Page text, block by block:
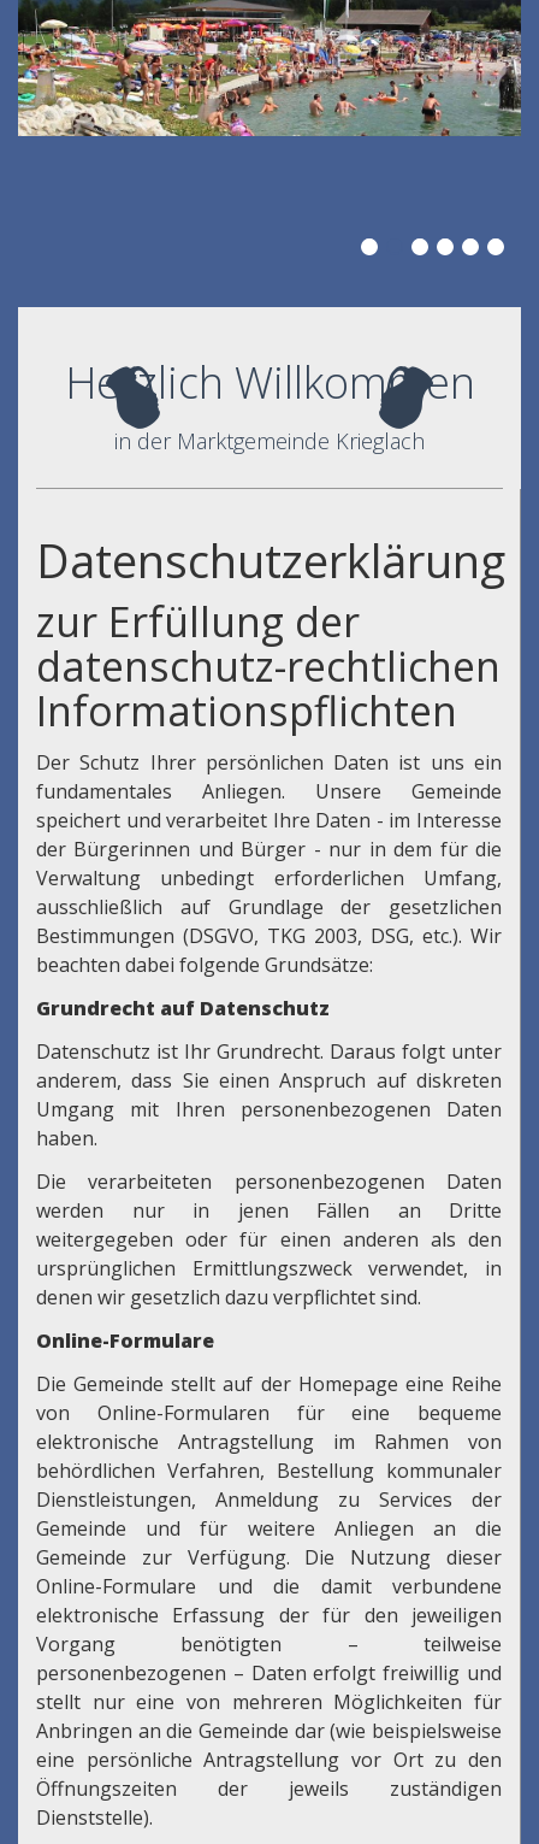
Herzlich Willkommen
in der Marktgemeinde Krieglach
Datenschutzerklärung
zur Erfüllung der
datenschutz-rechtlichen
Informationspflichten
Der Schutz Ihrer persönlichen Daten ist uns ein
fundamentales Anliegen. Unsere Gemeinde
speichert und verarbeitet Ihre Daten - im Interesse
der Bürgerinnen und Bürger - nur in dem für die
Verwaltung unbedingt erforderlichen Umfang,
ausschließlich auf Grundlage der gesetzlichen
Bestimmungen (DSGVO, TKG 2003, DSG, etc.). Wir
beachten dabei folgende Grundsätze:
Grundrecht auf Datenschutz
Datenschutz ist Ihr Grundrecht. Daraus folgt unter
anderem, dass Sie einen Anspruch auf diskreten
Umgang mit Ihren personenbezogenen Daten
haben.
Die verarbeiteten personenbezogenen Daten
werden nur in jenen Fällen an Dritte
weitergegeben oder für einen anderen als den
ursprünglichen Ermittlungszweck verwendet, in
denen wir gesetzlich dazu verpflichtet sind.
Online-Formulare
Die Gemeinde stellt auf der Homepage eine Reihe
von Online-Formularen für eine bequeme
elektronische Antragstellung im Rahmen von
behördlichen Verfahren, Bestellung kommunaler
Dienstleistungen, Anmeldung zu Services der
Gemeinde und für weitere Anliegen an die
Gemeinde zur Verfügung. Die Nutzung dieser
Online-Formulare und die damit verbundene
elektronische Erfassung der für den jeweiligen
Vorgang benötigten – teilweise
personenbezogenen – Daten erfolgt freiwillig und
stellt nur eine von mehreren Möglichkeiten für
Anbringen an die Gemeinde dar (wie beispielsweise
eine persönliche Antragstellung vor Ort zu den
Öffnungszeiten der jeweils zuständigen
Dienststelle).